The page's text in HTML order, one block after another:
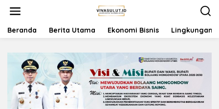
Beranda Berita Utama Ekonomi Bisnis Lingkungan